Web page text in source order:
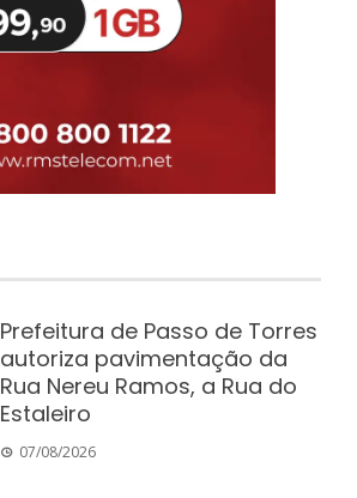
Prefeitura de Passo de Torres
autoriza pavimentação da
Rua Nereu Ramos, a Rua do
Estaleiro
07/08/2026